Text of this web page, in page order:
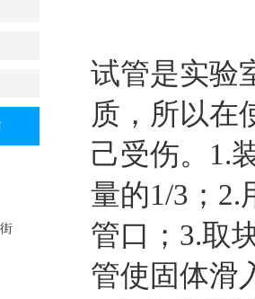
试管是实验
质，所以在
己受伤。1.
量的1/3；2.
管口；3.取
管使固体滑